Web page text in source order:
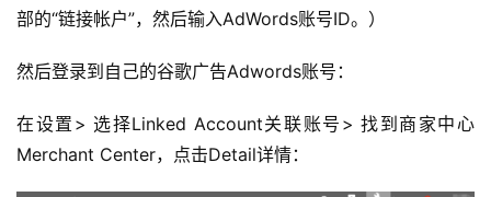
部的“链接帐户”，然后输入AdWords账号ID。）
然后登录到自己的谷歌广告Adwords账号：
在设置> 选择Linked Account关联账号> 找到商家中心
Merchant Center，点击Detail详情：